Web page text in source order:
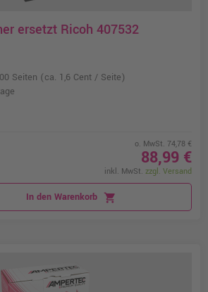
ersetzt Ricoh 407532
Seiten (ca. 1,6 Cent / Seite)
o. MwSt. 74,78 €
88,99 €
inkl. MwSt. zzgl. Versand
In den Warenkorb shopping_cart